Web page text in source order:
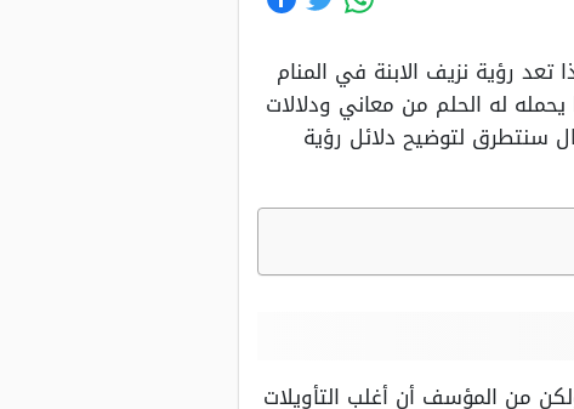
رؤية نزيف الابنة في المنام
له الحلم من معاني ودلالات
سنتطرق لتوضيح دلائل رؤية
من المؤسف أن أغلب التأويلات